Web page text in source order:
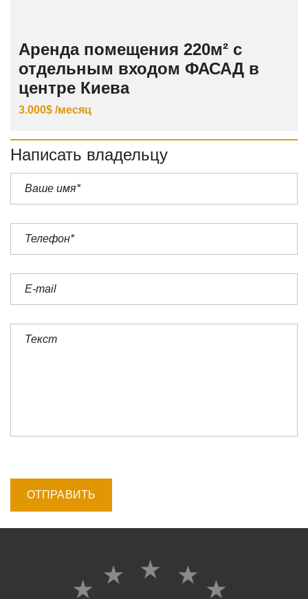
Аренда помещения 220м² с
отдельным входом ФАСАД в
центре Киева
3.000$ /месяц
Написать владельцу